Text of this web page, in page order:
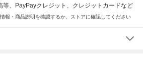
等、PayPayクレジット、クレジットカードなど
報・商品説明を確認するか、ストアに確認してください